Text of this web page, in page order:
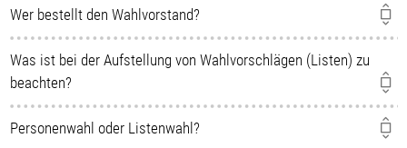
Wer bestellt den Wahlvorstand?
Was ist bei der Aufstellung von Wahlvorschlägen (Listen) zu
beachten?
Personenwahl oder Listenwahl?